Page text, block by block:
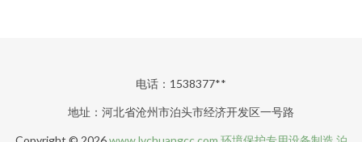
电话：1538377**
地址：河北省沧州市泊头市经济开发区一号路